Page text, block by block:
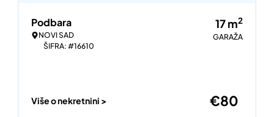
Podbara
NOVI SAD
ŠIFRA: #16610
17m2
GARAŽA
Više o nekretnini > €80